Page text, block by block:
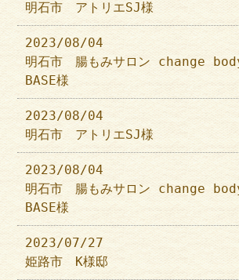
明石市 アトリエSJ様
2023/08/04
明石市 腸もみサロン change
BASE様
2023/08/04
明石市 アトリエSJ様
2023/08/04
明石市 腸もみサロン change
BASE様
2023/07/27
姫路市 K様邸